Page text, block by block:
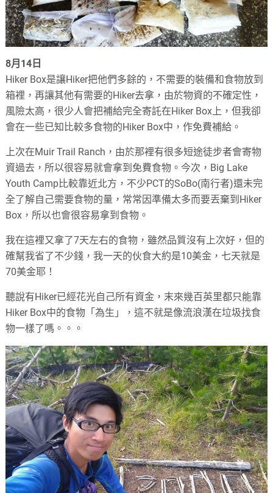
8月14日
Hiker Box是讓Hiker把他們多餘的，不需要的裝備和食物放到
箱裡，再讓其他有需要的Hiker去拿，由於物資的不確定性，
風險太高，很少人會把補給完全寄託在Hiker Box上，但我卻
會在一些已知比較多食物的Hiker Box中，作免費補給。
上次在Muir Trail Ranch，由於那裡有很多短途徒步者會寄物
資過去，所以很容易就會拿到免費食物。今次，Big Lake
Youth Camp比較靠近北方，不少PCT的SoBo(南行者)還未完
全了解自己需要食物的量，常常因準備太多而要丟棄到Hiker
Box，所以也會很容易拿到食物。
我在這裡又拿了7天左右的食物，雖然品質沒有上次好，但的
確幫我省了不少錢，我一天的伙食大約是10美金，七天就是
70美金耶！
聽說有Hiker已經花光自己所有資金，末來幾百英里都只能靠
Hiker Box中的食物「為生」，這不就是像流浪漢在垃圾找食
物一樣了嗎。。。